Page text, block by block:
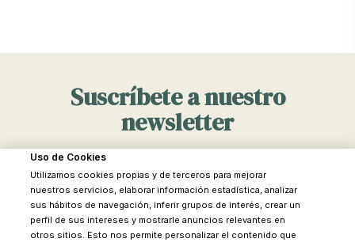
nos aseguramos de ofrecer neceseres que cumplen con
funcionalidad y estilo.
Los mejores neceseres para bebés deben tener múltiples
esenciales, como cremas, pañales, toallitas y pequeños
juguetes. Además, deben ser lo suficientemente
compactos para caber en una bolsa de maternidad o en el
cochecito del bebé, sin sacrificar espacio para los
artículos necesarios.
Suscríbete a nuestro
newsletter
Estate al día de las últimas noticias y novedades de Pinpi
Uso de Cookies
Utilizamos cookies propias y de terceros para mejorar
nuestros servicios, elaborar información estadística, analizar
sus hábitos de navegación, inferir grupos de interés, crear un
perfil de sus intereses y mostrarle anuncios relevantes en
otros sitios. Esto nos permite personalizar el contenido que